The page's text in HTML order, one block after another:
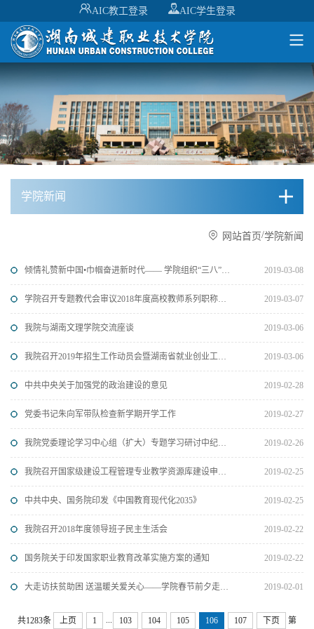
AIC教工登录 AIC学生登录
学院新闻
网站首页/学院新闻
倾情礼赞新中国•巾帼奋进新时代—— 学院组织“三八”妇女节插花活动 2019-03-08
学院召开专题教代会审议2018年度高校教师系列职称评审工作方案 2019-03-07
我院与湖南文理学院交流座谈 2019-03-06
我院召开2019年招生工作动员会暨湖南省就业创业工作“一把手”工程督查迎检工作会 2019-03-06
中共中央关于加强党的政治建设的意见 2019-02-28
党委书记朱向军带队检查新学期开学工作 2019-02-27
我院党委理论学习中心组（扩大）专题学习研讨中纪委和省纪委全会精神 2019-02-26
我院召开国家级建设工程管理专业教学资源库建设申请启动会议 2019-02-25
中共中央、国务院印发《中国教育现代化2035》 2019-02-25
我院召开2018年度领导班子民主生活会 2019-02-22
国务院关于印发国家职业教育改革实施方案的通知 2019-02-22
大走访扶贫助困 送温暖关爱关心——学院春节前夕走访慰问社区贫困户、生活困难职工、老党员、老干部 2019-02-01
共1283条 上页 1 ... 103 104 105 106 107 下页 第